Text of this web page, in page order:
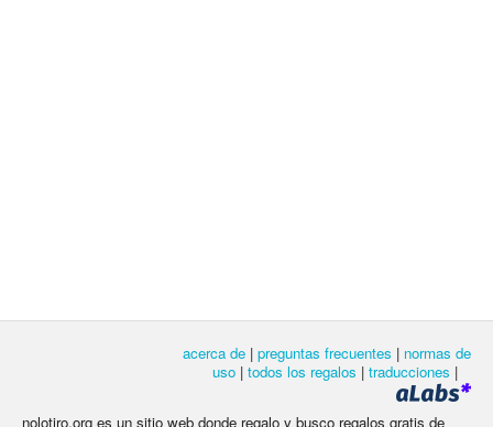
acerca de | preguntas frecuentes | normas de
uso | todos los regalos | traducciones |
nolotiro.org es un sitio web donde regalo y busco regalos gratis de